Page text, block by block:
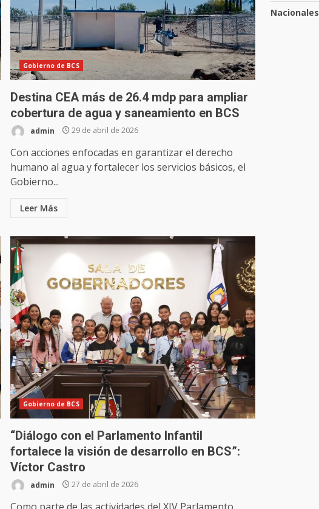
Gobierno de BCS
Destina CEA más de 26.4 mdp para ampliar
cobertura de agua y saneamiento en BCS
admin 29 de abril de 2026
Con acciones enfocadas en garantizar el derecho
humano al agua y fortalecer los servicios básicos, el
Gobierno...
Leer Más
Gobierno de BCS
“Diálogo con el Parlamento Infantil
fortalece la visión de desarrollo en BCS”:
Víctor Castro
admin 27 de abril de 2026
Nacionales